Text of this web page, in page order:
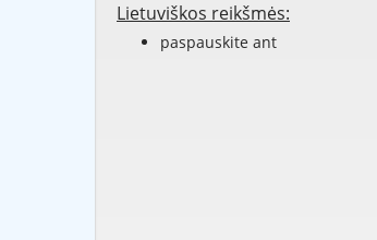
Lietuviškos reikšmės:
paspauskite ant